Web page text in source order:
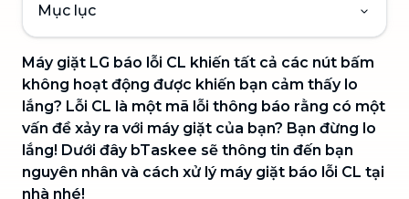
Mục lục
Máy giặt LG báo lỗi CL khiến tất cả các nút bấm
không hoạt động được khiến bạn cảm thấy lo
lắng? Lỗi CL là một mã lỗi thông báo rằng có một
vấn đề xảy ra với máy giặt của bạn? Bạn đừng lo
lắng! Dưới đây bTaskee sẽ thông tin đến bạn
nguyên nhân và cách xử lý máy giặt báo lỗi CL tại
nhà nhé!